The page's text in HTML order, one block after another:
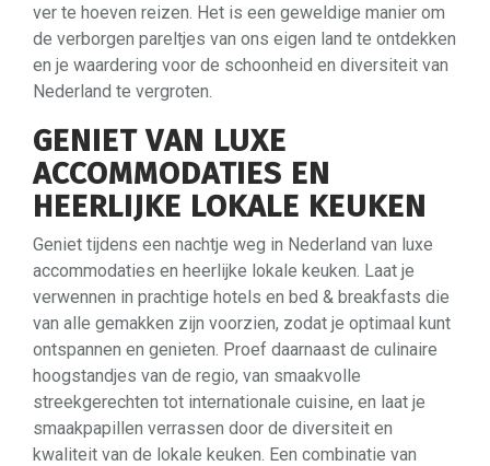
ver te hoeven reizen. Het is een geweldige manier om
de verborgen pareltjes van ons eigen land te ontdekken
en je waardering voor de schoonheid en diversiteit van
Nederland te vergroten.
GENIET VAN LUXE
ACCOMMODATIES EN
HEERLIJKE LOKALE KEUKEN
Geniet tijdens een nachtje weg in Nederland van luxe
accommodaties en heerlijke lokale keuken. Laat je
verwennen in prachtige hotels en bed & breakfasts die
van alle gemakken zijn voorzien, zodat je optimaal kunt
ontspannen en genieten. Proef daarnaast de culinaire
hoogstandjes van de regio, van smaakvolle
streekgerechten tot internationale cuisine, en laat je
smaakpapillen verrassen door de diversiteit en
kwaliteit van de lokale keuken. Een combinatie van